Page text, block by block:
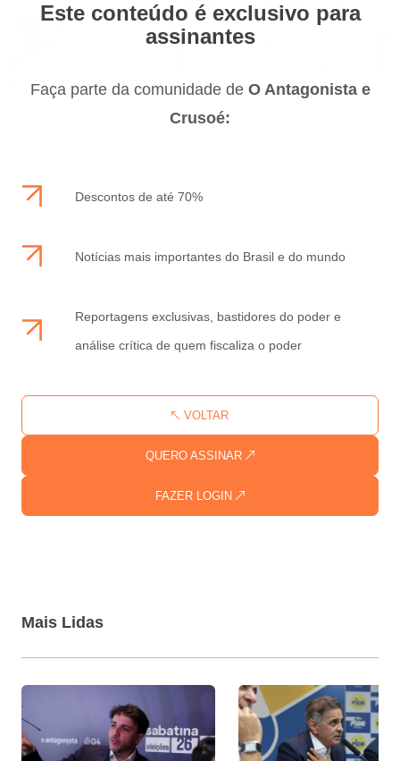
Este conteúdo é exclusivo para
assinantes
Faça parte da comunidade de O Antagonista e
Crusoé:
Descontos de até 70%
Notícias mais importantes do Brasil e do mundo
Reportagens exclusivas, bastidores do poder e
análise crítica de quem fiscaliza o poder
FAZER LOGIN
QUERO ASSINAR
VOLTAR
Mais Lidas